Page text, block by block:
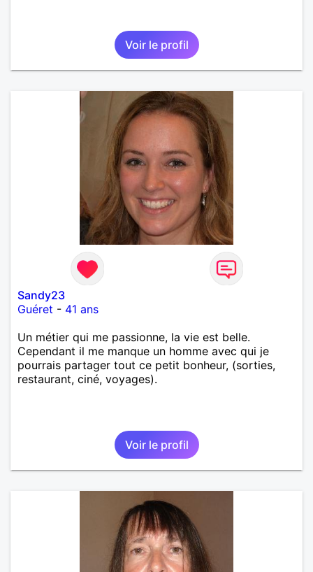
Voir le profil
Sandy23
Guéret - 41 ans
Un métier qui me passionne, la vie est belle.
Cependant il me manque un homme avec qui je
pourrais partager tout ce petit bonheur, (sorties,
restaurant, ciné, voyages).
Voir le profil